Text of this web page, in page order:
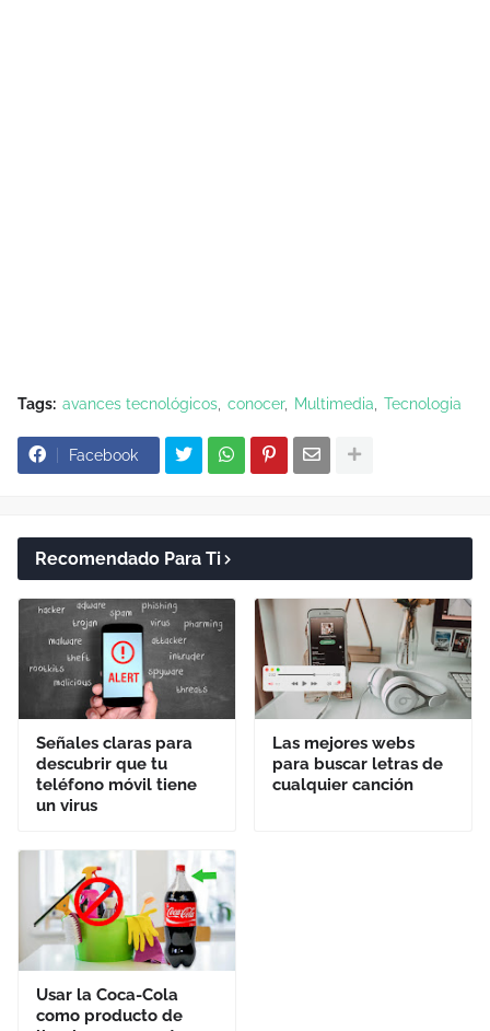
Tags: avances tecnológicos conocer Multimedia Tecnologia
Facebook
Recomendado Para Ti
Señales claras para
descubrir que tu
teléfono móvil tiene
un virus
Las mejores webs
para buscar letras de
cualquier canción
Usar la Coca-Cola
como producto de